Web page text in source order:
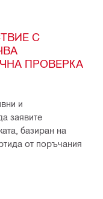
С
ПРОВЕРКА
и
заявите
базиран на
от поръчания